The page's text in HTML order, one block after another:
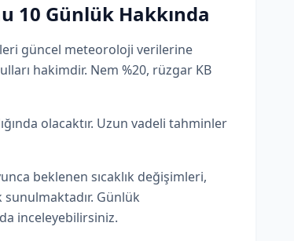
10 Günlük Hakkında
güncel meteoroloji verilerine
hakimdir. Nem %20, rüzgar KB
olacaktır. Uzun vadeli tahminler
beklenen sıcaklık değişimleri,
sunulmaktadır. Günlük
inceleyebilirsiniz.